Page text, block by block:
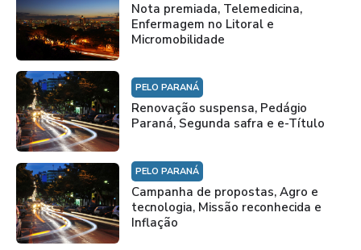
Nota premiada, Telemedicina,
Enfermagem no Litoral e
Micromobilidade
PELO PARANÁ
Renovação suspensa, Pedágio
Paraná, Segunda safra e e-Título
PELO PARANÁ
Campanha de propostas, Agro e
tecnologia, Missão reconhecida e
Inflação